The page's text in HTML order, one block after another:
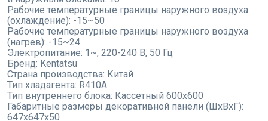
Рабочие температурные границы наружного воздуха
(охлаждение): -15~50
Рабочие температурные границы наружного воздуха
(нагрев): -15~24
Электропитание: 1~, 220-240 В, 50 Гц
Бренд: Kentatsu
Страна производства: Китай
Тип хладагента: R410A
Тип внутреннего блока: Кассетный 600х600
Габаритные размеры декоративной панели (ШxВxГ):
647x647x50